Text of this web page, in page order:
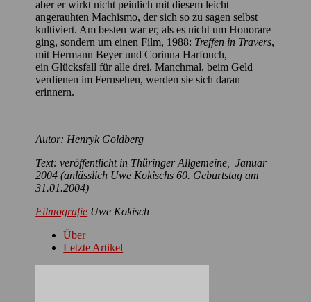
aber er wirkt nicht peinlich mit diesem leicht
angerauhten Machismo, der sich so zu sagen selbst
kultiviert. Am besten war er, als es nicht um Honorare
ging, sondern um einen Film, 1988: Treffen in Travers,
mit Hermann Beyer und Corinna Harfouch,
ein Glücksfall für alle drei. Manchmal, beim Geld
verdienen im Fernsehen, werden sie sich daran
erinnern.
Autor: Henryk Goldberg
Text: veröffentlicht in Thüringer Allgemeine, Januar
2004 (anlässlich Uwe Kokischs 60. Geburtstag am
31.01.2004)
Filmografie Uwe Kokisch
Über
Letzte Artikel